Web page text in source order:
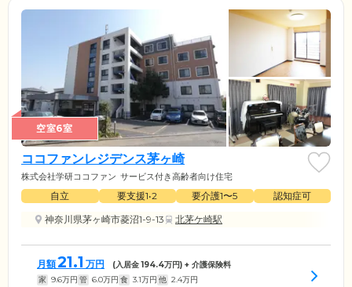
空室6室
ココファンレジデンス茅ヶ崎
株式会社学研ココファン サービス付き高齢者向け住宅
自立 要支援1•2 要介護1〜5
認知症可
神奈川県茅ヶ崎市菱沼1-9-13
北茅ケ崎駅
月額21.1 万円 (入居金194.4万円) + 介護保険料
家 9.6万円 管 6.0万円 食 3.1万円 他 2.4万円